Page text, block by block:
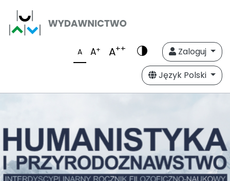
A A+ A++
Zaloguj
Język Polski